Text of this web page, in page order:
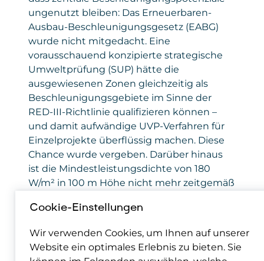
ungenutzt bleiben: Das Erneuerbaren-
Ausbau-Beschleunigungsgesetz (EABG)
wurde nicht mitgedacht. Eine
vorausschauend konzipierte strategische
Umweltprüfung (SUP) hätte die
ausgewiesenen Zonen gleichzeitig als
Beschleunigungsgebiete im Sinne der
RED-III-Richtlinie qualifizieren können –
und damit aufwändige UVP-Verfahren für
Einzelprojekte überflüssig machen. Diese
Chance wurde vergeben. Darüber hinaus
ist die Mindestleistungsdichte von 180
W/m² in 100 m Höhe nicht mehr zeitgemäß
Windenergieanlagen.
Die IG Windkraft fordert daher gezielte
Verbesserungen in drei Bereichen:
Cookie-Einstellungen
Wir verwenden Cookies, um Ihnen auf unserer
Website ein optimales Erlebnis zu bieten. Sie